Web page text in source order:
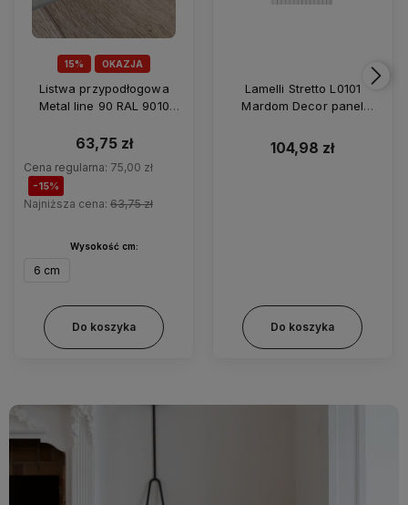
15% OKAZJA
Listwa przypodłogowa
Metal line 90 RAL 9010
63,75 zł
Cena regularna: 75,00 zł
-15%
Najniższa cena: 63,75 zł
Do koszyka
Wysokość cm:
6 cm
Lamelli Stretto L0101
Mardom Decor panel
104,98 zł
Do koszyka